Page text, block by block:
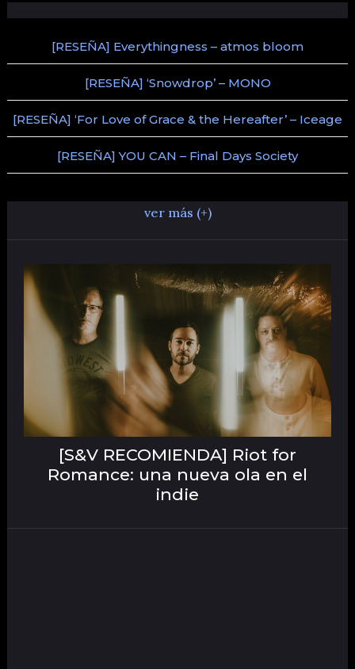
[RESEÑA] Everythingness – atmos bloom
[RESEÑA] ‘Snowdrop’ – MONO
[RESEÑA] ‘For Love of Grace & the Hereafter’ – Iceage
[RESEÑA] YOU CAN – Final Days Society
ver más (+)
[S&V RECOMIENDA] Riot for
Romance: una nueva ola en el
indie